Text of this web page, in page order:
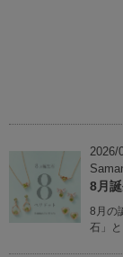
2026/
8月
8月の
石」と